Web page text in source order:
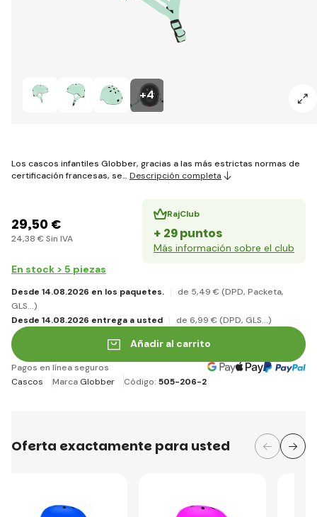
+4
Los cascos infantiles Globber, gracias a las más estrictas normas de
certificación francesas, se… Descripción completa
29,50 €
24,38 € Sin IVA
RajClub
+ 29 puntos
Más información sobre el club
En stock > 5 piezas
Desde 14.08.2026 en los paquetes. de 5,49 € (DPD, Packeta,
GLS...)
Desde 14.08.2026 entrega a usted
de 6,99 € (DPD, GLS...)
Añadir al carrito
Pagos en línea seguros
Cascos
Marca Globber Código: 505-206-2
Oferta exactamente para usted